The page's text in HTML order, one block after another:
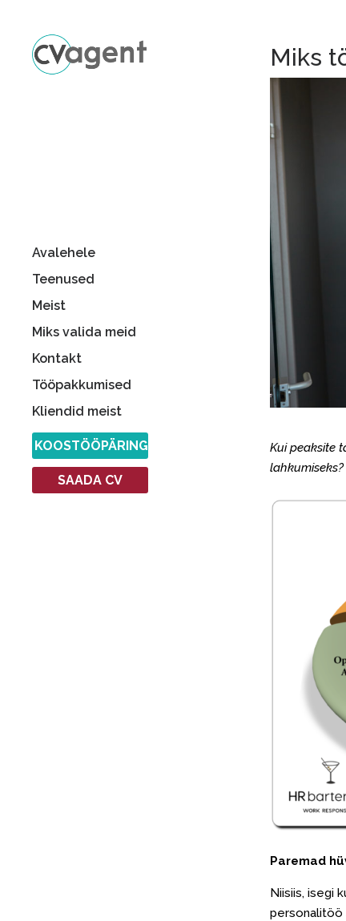
Avalehele
Teenused
Meist
Miks valida meid
Kontakt
Tööpakkumised
Kliendid meist
KOOSTÖÖPÄRING
SAADA CV
Miks
Kui peaksite
Paremad
Niisiis, isegi
personalitöö